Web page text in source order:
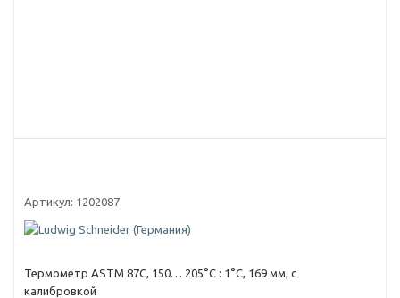
Артикул: 1202087
Термометр ASTM 87C, 150… 205°C : 1°C, 169 мм, с
калибровкой